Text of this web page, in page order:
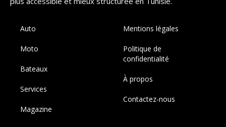
Auto
Moto
Bateaux
Services
Magazine
Mentions légales
Politique de
confidentialité
À propos
Contactez-nous